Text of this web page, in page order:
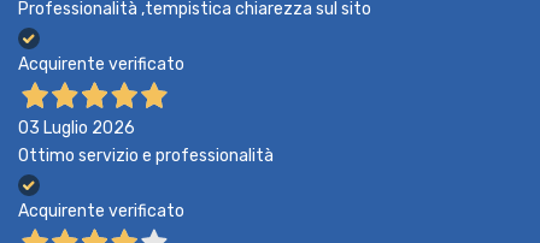
Professionalità ,tempistica chiarezza sul sito
Acquirente verificato
03 Luglio 2026
Ottimo servizio e professionalità
Acquirente verificato